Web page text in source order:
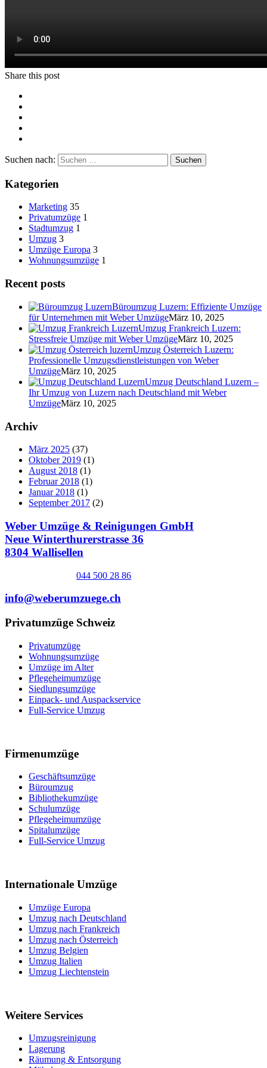
Share this post
Suchen nach:
Kategorien
Marketing 35
Privatumzüge 1
Stadtumzug 1
Umzug 3
Umzüge Europa 3
Wohnungsumzüge 1
Recent posts
Büroumzug Luzern: Effiziente Umzüge
für Unternehmen mit Weber UmzügeMärz 10, 2025
Umzug Frankreich Luzern:
Stressfreie Umzüge mit Weber UmzügeMärz 10, 2025
Umzug Österreich Luzern:
Professionelle Umzugsdienstleistungen von Weber
UmzügeMärz 10, 2025
Umzug Deutschland Luzern –
Ihr Umzug von Luzern nach Deutschland mit Weber
UmzügeMärz 10, 2025
Archiv
März 2025 (37)
Oktober 2019 (1)
August 2018 (1)
Februar 2018 (1)
Januar 2018 (1)
September 2017 (2)
Weber Umzüge & Reinigungen GmbH
Neue Winterthurerstrasse 36
8304 Wallisellen
044 500 28 86
info@weberumzuege.ch
Privatumzüge Schweiz
Privatumzüge
Wohnungsumzüge
Umzüge im Alter
Pflegeheimumzüge
Siedlungsumzüge
Einpack- und Auspackservice
Full-Service Umzug
Firmenumzüge
Geschäftsumzüge
Büroumzug
Bibliothekumzüge
Schulumzüge
Pflegeheimumzüge
Spitalumzüge
Full-Service Umzug
Internationale Umzüge
Umzüge Europa
Umzug nach Deutschland
Umzug nach Frankreich
Umzug nach Österreich
Umzug Belgien
Umzug Italien
Umzug Liechtenstein
Weitere Services
Umzugsreinigung
Lagerung
Räumung & Entsorgung